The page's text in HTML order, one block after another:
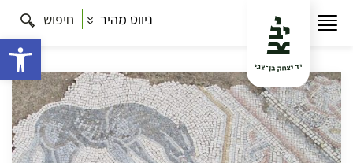
ניווט מהיר חיפוש
ארץ לא מים: הבקעה ומדבר יהודה